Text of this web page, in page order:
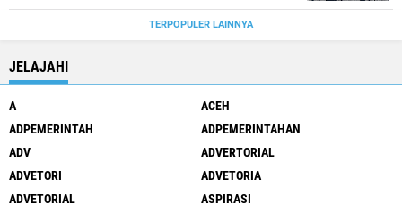
TERPOPULER LAINNYA
JELAJAHI
A
ACEH
ADPEMERINTAH
ADPEMERINTAHAN
ADV
ADVERTORIAL
ADVETORI
ADVETORIA
ADVETORIAL
ASPIRASI